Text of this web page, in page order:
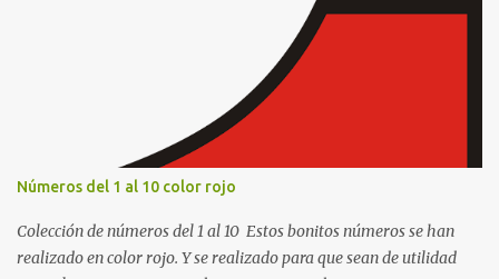
Números del 1 al 10 color rojo
Colección de números del 1 al 10 Estos bonitos números se han
realizado en color rojo. Y se realizado para que sean de utilidad